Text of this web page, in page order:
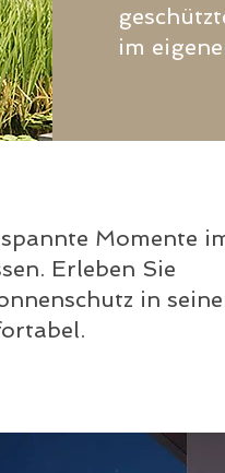
im
Momente
Erleben Sie
in